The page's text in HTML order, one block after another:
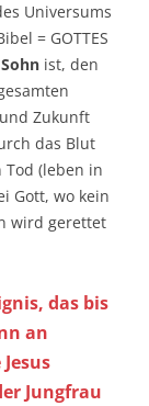
Universums
= GOTTES
ist, den
Zukunft
das Blut
Tod (leben in
Gott, wo kein
wird gerettet
das bis
an
Jungfrau